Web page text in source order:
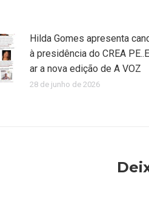
Hilda Gomes apresenta
à presidência do CREA
ar a nova edição de A VOZ
28 de junho de 2026